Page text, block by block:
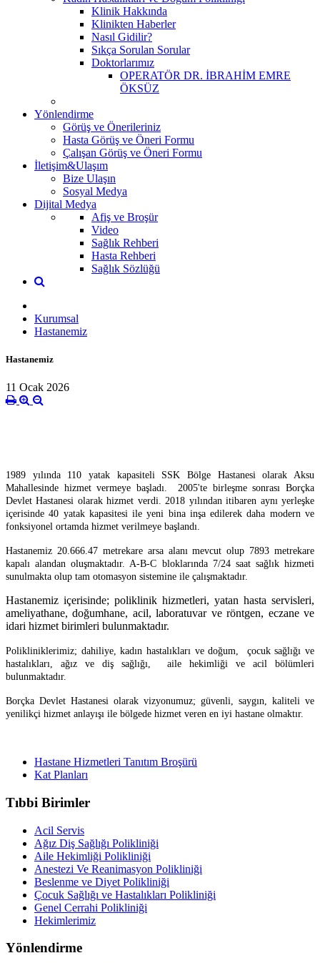
Klinik Hakkında
Klinikten Haberler
Nasıl Gidilir?
Sıkça Sorulan Sorular
Doktorlarımız
OPERATÖR DR. İBRAHİM EMRE
ÖKSÜZ
Yönlendirme
Görüş ve Önerileriniz
Hasta Görüş ve Öneri Formu
Çalışan Görüş ve Öneri Formu
İletişim&Ulaşım
Bize Ulaşın
Sosyal Medya
Dijital Medya
Afiş ve Broşür
Video
Sağlık Rehberi
Hasta Rehberi
Sağlık Sözlüğü
Kurumsal
Hastanemiz
Hastanemiz
11 Ocak 2026
1989 yılında 110 yatak kapasiteli SSK Bölge Hastanesi olarak Aksu
Mahallesinde hizmet vermeye başladı.
2005'te birleşme sonrası Borçka
Devlet Hastanesi olarak hizmet verdi. 2018 yılından itibaren aynı yerleşke
içerisinde 40 yatak kapasitesi ile yeni bina inşa edilerek daha modern ve
fonksiyonel ortamda hizmet verilmeye başlandı.
Hastanemiz 20.666.47 metrekare arsa alanı mevcut olup 7893 metrekare
kapalı alandan oluşmaktadır. A-B-C bloklarında 7/24 saat sağlık hizmeti
sunulmakta olup tam otomasyon sistemine ile çalışmaktadır.
Hastanemiz içerisinde; poliklinik hizmetleri, yatan hasta servisleri,
ameliyathane, doğumhane, acil, laboratuvar ve röntgen, eczane ve
idari hizmet birimleri bulunmaktadır.
Polikliniklerimiz; dahiliye, kadın hastalıkları ve doğum, çocuk sağlığı ve
hastalıkları, ağız ve diş sağlığı, aile hekimliği ve acil bölümleri
bulunmaktadır.
Borçka Devlet Hastanesi olarak vizyonumuz; güvenli, saygın, kaliteli ve
yenilikçi hizmet anlayışı ile bölgede hizmet veren en iyi hastane olmaktır.
Hastane Hizmetleri Tanıtım Broşürü
Kat Planları
Tıbbi Birimler
Acil Servis
Ağız Diş Sağlığı Polikliniği
Aile Hekimliği Polikliniği
Anestezi Ve Reanimasyon Polikliniği
Beslenme ve Diyet Polikliniği
Çocuk Sağlığı ve Hastalıkları Polikliniği
Genel Cerrahi Polikliniği
Hekimlerimiz
Yönlendirme